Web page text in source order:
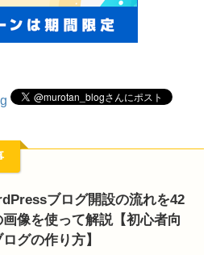
ブログ開設の流れを42
画像を使って解説【初心者向
グの作り方】